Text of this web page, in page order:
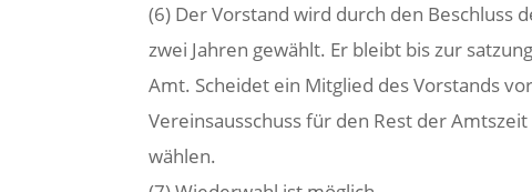
(6) Der Vorstand wird durch den
zwei Jahren gewählt. Er bleibt bis zur
Amt. Scheidet ein Mitglied des Vorstands
Vereinsausschuss für den Rest der
wählen.